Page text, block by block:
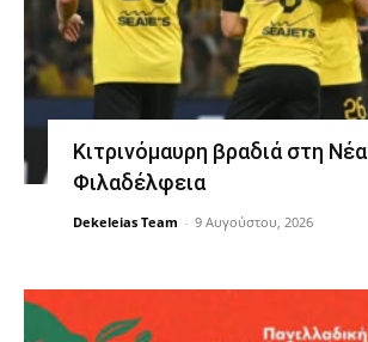
Κιτρινόμαυρη βραδιά στη Νέα
Φιλαδέλφεια
Dekeleias Team - 9 Αυγούστου, 2026